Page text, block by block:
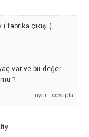
çıkışı )
var ve bu değer
?